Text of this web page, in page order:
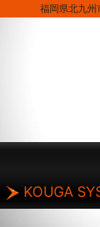
福岡県北九州
KOUGA